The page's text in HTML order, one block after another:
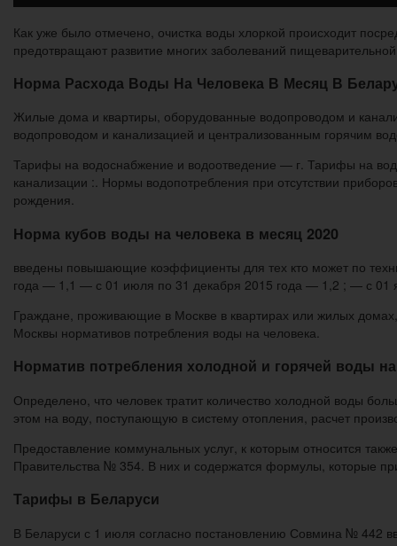
Как уже было отмечено, очистка воды хлоркой происходит
предотвращают развитие многих заболеваний
Норма Расхода Воды На Человека В Месяц В
Жилые дома и квартиры, оборудованные водопроводом и
водопроводом и канализацией и централизованным горячим
Тарифы на водоснабжение и водоотведение — г. Тарифы на
канализации :. Нормы водопотребления при отсутствии
рождения.
Норма кубов воды на человека в месяц 2020
введены повышающие коэффициенты для тех кто может по
года — 1,1 — с 01 июля по 31 декабря 2015 года — 1,2 ; — с
Граждане, проживающие в Москве в квартирах или жилых
Москвы нормативов потребления воды на человека.
Норматив потребления холодной и горячей воды
Определено, что человек тратит количество холодной воды
этом на воду, поступающую в систему отопления, расчет
Предоставление коммунальных услуг, к которым относится
Правительства № 354. В них и содержатся формулы, которые
Тарифы в Беларуси
В Беларуси с 1 июля согласно постановлению Совмина № 442